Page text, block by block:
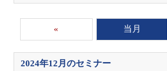
« 当月
2024年12月のセミナー